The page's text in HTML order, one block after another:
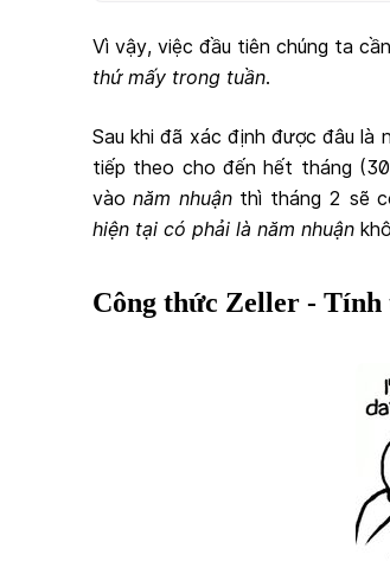
Vì vậy, việc đầu tiên chúng ta
thứ mấy trong tuần.
Sau khi đã xác định được đâu
tiếp theo cho đến hết tháng
vàonăm nhuậnthì tháng 2 sẽ
hiện tại có phải là năm nhuận
Công thức Zeller -